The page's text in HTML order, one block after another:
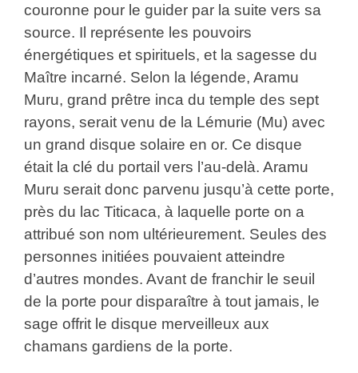
couronne pour le guider par la suite vers sa
source. Il représente les pouvoirs
énergétiques et spirituels, et la sagesse du
Maître incarné. Selon la légende, Aramu
Muru, grand prêtre inca du temple des sept
rayons, serait venu de la Lémurie (Mu) avec
un grand disque solaire en or. Ce disque
était la clé du portail vers l’au-delà. Aramu
Muru serait donc parvenu jusqu’à cette porte,
près du lac Titicaca, à laquelle porte on a
attribué son nom ultérieurement. Seules des
personnes initiées pouvaient atteindre
d’autres mondes. Avant de franchir le seuil
de la porte pour disparaître à tout jamais, le
sage offrit le disque merveilleux aux
chamans gardiens de la porte.